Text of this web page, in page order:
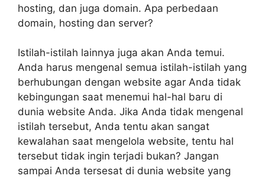
hosting, dan juga domain. Apa perbedaan
domain, hosting dan server?
Istilah-istilah lainnya juga akan Anda temui.
Anda harus mengenal semua istilah-istilah yang
berhubungan dengan website agar Anda tidak
kebingungan saat menemui hal-hal baru di
dunia website Anda. Jika Anda tidak mengenal
istilah tersebut, Anda tentu akan sangat
kewalahan saat mengelola website, tentu hal
tersebut tidak ingin terjadi bukan? Jangan
sampai Anda tersesat di dunia website yang